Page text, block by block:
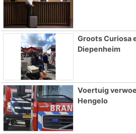
Groots Curiosa
Diepenheim
Voertuig
Hengelo